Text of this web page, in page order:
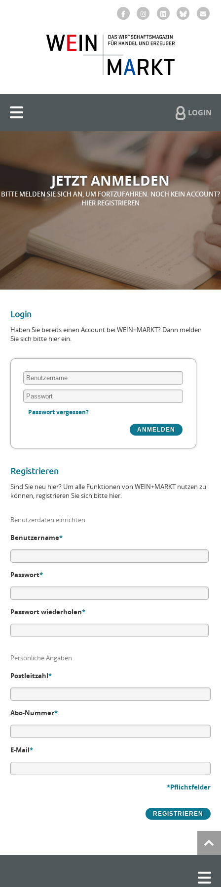
LOGIN
JETZT ANMELDEN
BITTE MELDEN SIE SICH AN, UM FORTZUFAHREN. NOCH KEIN ACCOUNT?
HIER REGISTRIEREN
Login
Haben Sie bereits einen Account bei WEIN+MARKT? Dann melden
Sie sich bitte hier ein.
Passwort vergessen?
Registrieren
Sind Sie neu hier? Um alle Funktionen von WEIN+MARKT nutzen zu
können, registrieren Sie sich bitte hier.
Benutzerdaten einrichten
Benutzername*
Passwort*
Passwort wiederholen*
Persönliche Angaben
Postleitzahl*
Abo-Nummer*
E-Mail*
*Pflichtfelder